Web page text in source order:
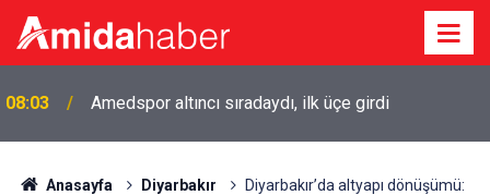
07:24 Diyarbakır’da düğün salonunda kavga: 5 yaralı
Anasayfa Diyarbakır
Diyarbakır’da altyapı dönüşümü: